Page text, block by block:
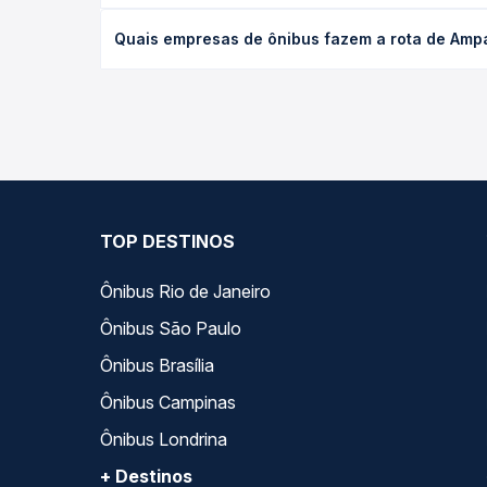
a antecedência da compra. Na Quero Passagem
Quais empresas de ônibus fazem a rota de
TOP DESTINOS
Ônibus Rio de Janeiro
Ônibus São Paulo
Ônibus Brasília
Ônibus Campinas
Ônibus Londrina
+ Destinos